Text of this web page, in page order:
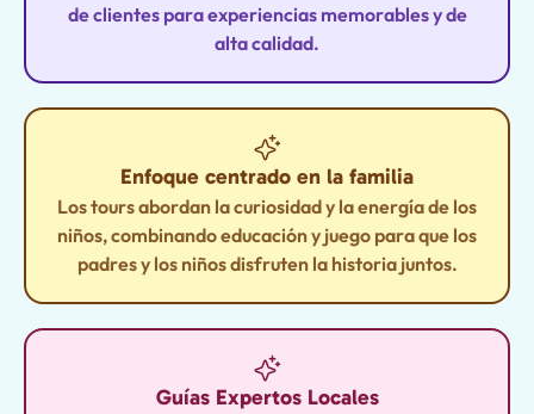
de clientes para experiencias memorables y de
alta calidad.
Enfoque centrado en la familia
Los tours abordan la curiosidad y la energía de los
niños, combinando educación y juego para que los
padres y los niños disfruten la historia juntos.
Guías Expertos Locales